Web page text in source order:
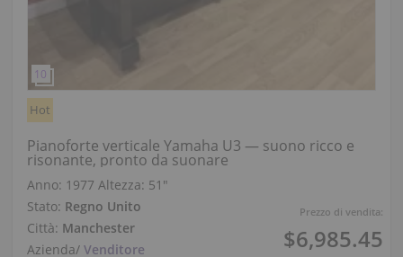
Prezzo di vendita:
$6,985.45
Hot
Pianoforte verticale Yamaha U3 — suono ricco e
risonante, pronto da suonare
Anno: 1977 Altezza: 51″
Stato: Regno Unito
Città: Manchester
Azienda/ Venditore